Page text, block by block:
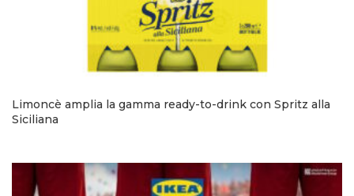
Limoncè amplia la gamma ready-to-drink con Spritz alla
Siciliana